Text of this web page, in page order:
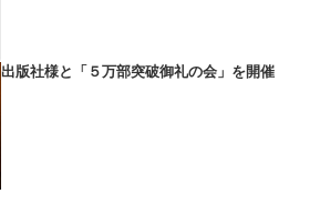
出版社様と「５万部突破御礼の会」を開催